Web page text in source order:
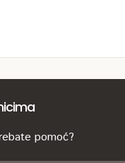
pomoć?